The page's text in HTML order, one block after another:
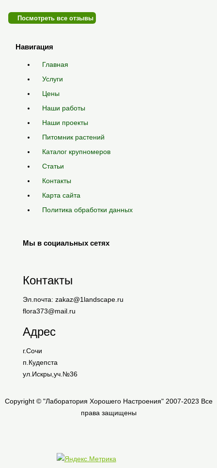
Посмотреть все отзывы
Навигация
Главная
Услуги
Цены
Наши работы
Наши проекты
Питомник растений
Каталог крупномеров
Статьи
Контакты
Карта сайта
Политика обработки данных
Мы в социальных сетях
Контакты
Эл.почта: zakaz@1landscape.ru
flora373@mail.ru
Адрес
г.Сочи
п.Кудепста
ул.Искры,уч.№36
Copyright © "Лаборатория Хорошего Настроения" 2007-2023 Все
права защищены